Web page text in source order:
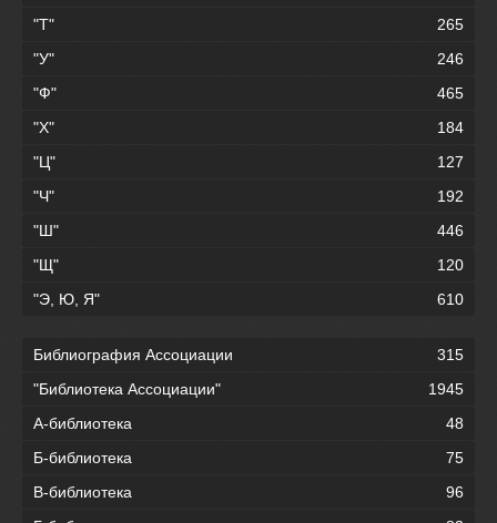
"Т"
265
"У"
246
"Ф"
465
"Х"
184
"Ц"
127
"Ч"
192
"Ш"
446
"Щ"
120
"Э, Ю, Я"
610
Библиография Ассоциации
315
"Библиотека Ассоциации"
1945
А-библиотека
48
Б-библиотека
75
В-библиотека
96